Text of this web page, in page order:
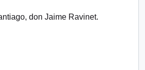
don Jaime Ravinet.